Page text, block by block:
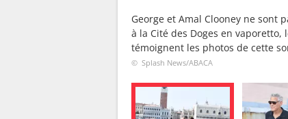
George et Amal Clooney ne sont
à la Cité des Doges en
témoignent les photos de cette
© Splash News/ABACA